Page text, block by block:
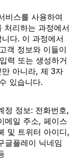
비스를 사용하여
처리하는 과정에서
다. 이 과정에서
객 정보와 이들이
력 또는 생성하거
아니라, 제 3자
있습니다.
정 정보: 전화번호,
메일 주소, 페이스
및 트위터 아이디,
글플레이 닉네임